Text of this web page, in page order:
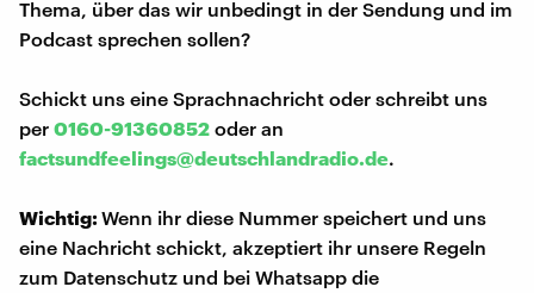
Thema, über das wir unbedingt in der Sendung und im
Podcast sprechen sollen?
Schickt uns eine Sprachnachricht oder schreibt uns
per 0160-91360852 oder an
factsundfeelings@deutschlandradio.de.
Wichtig:Wenn ihr diese Nummer speichert und uns
eine Nachricht schickt, akzeptiert ihr unsere Regeln
zum Datenschutz und bei Whatsapp die